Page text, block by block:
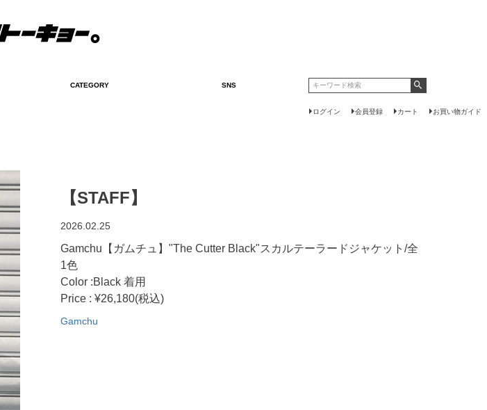
CATEGORY
SNS
ログイン
会員登録 カート お買い物ガイド
【STAFF】
2026.02.25
Gamchu【ガムチュ】"The Cutter Black"スカルテーラードジャケット/全
1色
Color :Black 着用
Price : ¥26,180(税込)
Gamchu